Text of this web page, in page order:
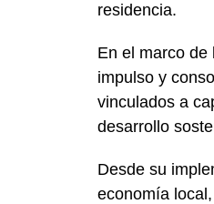
residencia.
En el marco de
impulso y
vinculados a
desarrollo
Desde su
economía